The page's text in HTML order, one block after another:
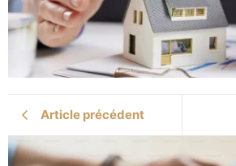
Article précédent